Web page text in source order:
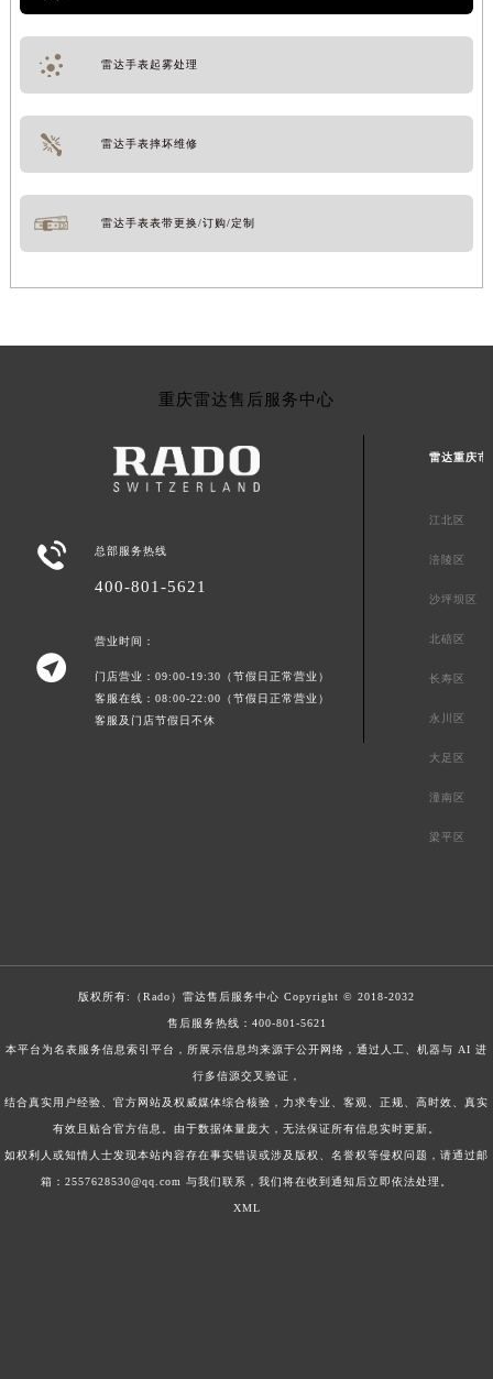
雷达手表起雾处理
雷达手表摔坏维修
雷达手表表带更换/订购/定制
重庆雷达售后服务中心
 总部服务热线
400-801-5621

营业时间：
门店营业：09:00-19:30（节假日正常营业）
客服在线：08:00-22:00（节假日正常营业）
客服及门店节假日不休
雷达重庆市
江北区
涪陵区
沙坪坝区
北碚区
长寿区
永川区
大足区
潼南区
梁平区
版权所有:（Rado） 雷达售后服务中心 Copyright © 2018-2032
售后服务热线： 400-801-5621
本平台为名表服务信息索引平台，所展示信息均来源于公开网络，通过人工、机器与 AI 进
行多信源交叉验证，
结合真实用户经验、官方网站及权威媒体综合核验，力求专业、客观、正规、高时效、真实
有效且贴合官方信息。由于数据体量庞大，无法保证所有信息实时更新。
如权利人或知情人士发现本站内容存在事实错误或涉及版权、名誉权等侵权问题，请通过邮
箱：2557628530@qq.com 与我们联系，我们将在收到通知后立即依法处理。
XML